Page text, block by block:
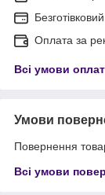
Оплата за
Всі умови
Умови
Повернення
Всі умови